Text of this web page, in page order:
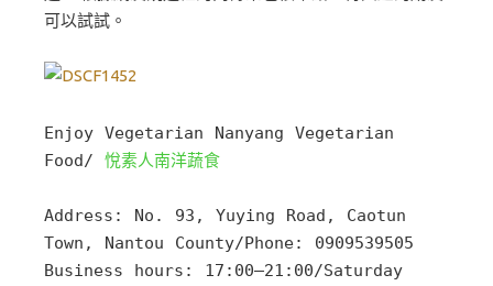
可以試試。
Enjoy Vegetarian Nanyang Vegetarian
Food/ 悅素人南洋蔬食
Address: No. 93, Yuying Road, Caotun
Town, Nantou County/Phone: 0909539505
Business hours: 17:00–21:00/Saturday